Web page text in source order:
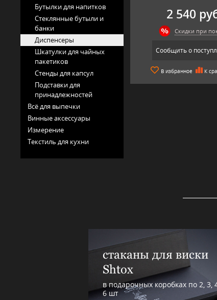
Бутылки для напитков
Стеклянные бутыли и
банки
Диспенсеры
Шкатулки для чайных
пакетиков
Стенды для капсул
Подставки для
принадлежностей
Всё для выпечки
Винные аксессуары
Измерение
Текстиль для кухни
2 540
Скидки при
Сообщить о
В избранное К
стаканы для виски
Shtox
в подарочных коробках по 2, 3,
6 шт